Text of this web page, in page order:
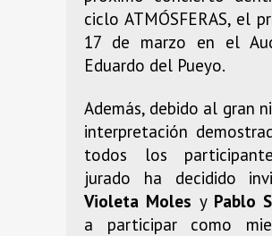
ciclo ATMÓSFERAS, el
17 de marzo en el
Eduardo del Pueyo.
Además, debido al gran
interpretación
todos los
jurado ha decidido
Violeta Moles y Pablo
a participar como